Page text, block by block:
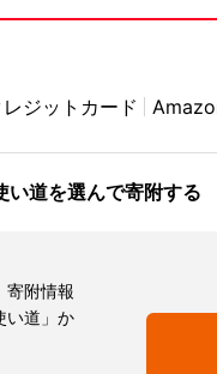
レジットカード
い道を選んで寄附する
寄附情報
い道」か